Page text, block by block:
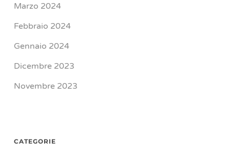
Marzo 2024
Febbraio 2024
Gennaio 2024
Dicembre 2023
Novembre 2023
CATEGORIE